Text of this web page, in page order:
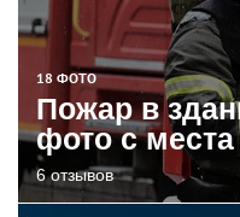
18 ФОТО
Пожар в
фото с
6 отзывов